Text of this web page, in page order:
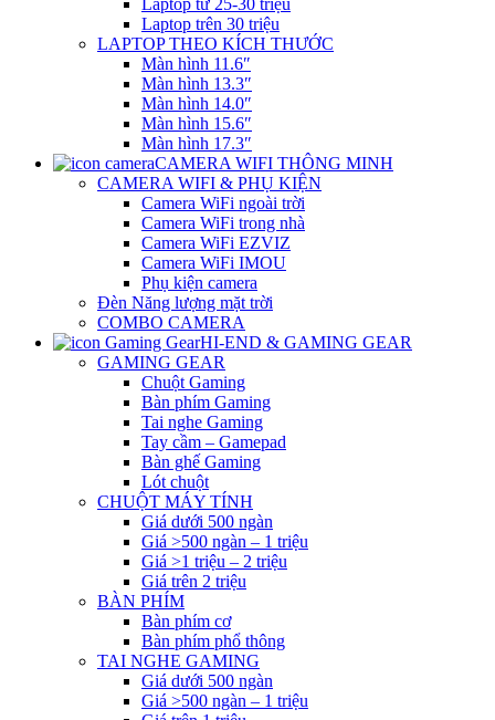
Laptop từ 25-30 triệu
Laptop trên 30 triệu
LAPTOP THEO KÍCH THƯỚC
Màn hình 11.6″
Màn hình 13.3″
Màn hình 14.0″
Màn hình 15.6″
Màn hình 17.3″
CAMERA WIFI THÔNG MINH
CAMERA WIFI & PHỤ KIỆN
Camera WiFi ngoài trời
Camera WiFi trong nhà
Camera WiFi EZVIZ
Camera WiFi IMOU
Phụ kiện camera
Đèn Năng lượng mặt trời
COMBO CAMERA
HI-END & GAMING GEAR
GAMING GEAR
Chuột Gaming
Bàn phím Gaming
Tai nghe Gaming
Tay cầm – Gamepad
Bàn ghế Gaming
Lót chuột
CHUỘT MÁY TÍNH
Giá dưới 500 ngàn
Giá >500 ngàn – 1 triệu
Giá >1 triệu – 2 triệu
Giá trên 2 triệu
BÀN PHÍM
Bàn phím cơ
Bàn phím phổ thông
TAI NGHE GAMING
Giá dưới 500 ngàn
Giá >500 ngàn – 1 triệu